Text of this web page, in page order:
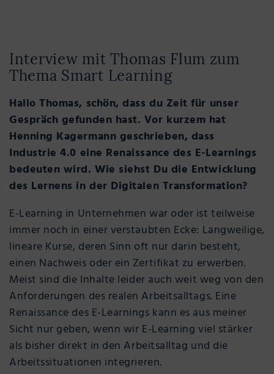
Interview mit Thomas Flum zum
Thema Smart Learning
Hallo Thomas, schön, dass du Zeit für unser
Gespräch gefunden hast. Vor kurzem hat
Henning Kagermann geschrieben, dass
Industrie 4.0 eine Renaissance des E-Learnings
bedeuten wird. Wie siehst Du die Entwicklung
des Lernens in der Digitalen Transformation?
E-Learning in Unternehmen war oder ist teilweise
immer noch in einer verstaubten Ecke: Langweilige,
lineare Kurse, deren Sinn oft nur darin besteht,
einen Nachweis oder ein Zertifikat zu erwerben.
Meist sind die Inhalte leider auch weit weg von den
Anforderungen des realen Arbeitsalltags. Eine
Renaissance des E-Learnings kann es aus meiner
Sicht nur geben, wenn wir E-Learning viel stärker
als bisher direkt in den Arbeitsalltag und die
Arbeitssituationen integrieren.